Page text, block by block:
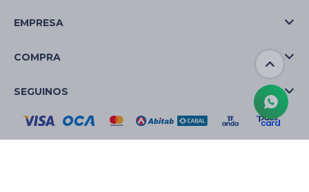
EMPRESA
COMPRA
SEGUINOS